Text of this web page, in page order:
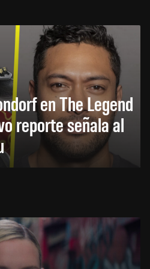
en The Legend
reporte señala al